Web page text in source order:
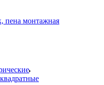
пена монтажная